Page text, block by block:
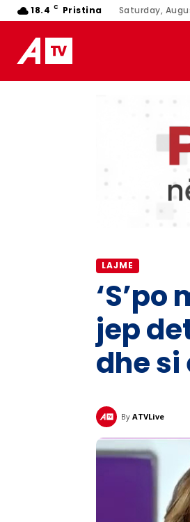
18.4 C Pristina Saturday,
LAJME
jep
dhe
By ATVLive